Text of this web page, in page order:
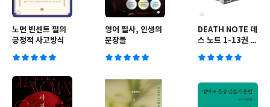
노먼 빈센트 필의
긍정적 사고방식
영어 필사, 인생의
문장들
DEATH NOTE 데
스 노트 1-13권 세